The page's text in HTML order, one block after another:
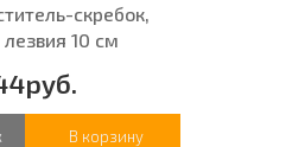
скребок,
10 см
В корзину